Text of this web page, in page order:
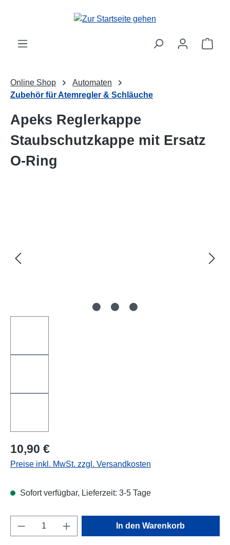
Zum Hauptinhalt springen
Online Shop
Automaten
Zubehör für Atemregler & Schläuche
Apeks Reglerkappe
Staubschutzkappe mit Ersatz
O-Ring
Regulärer Preis:
10,90 €
Preise inkl. MwSt. zzgl. Versandkosten
Sofort verfügbar, Lieferzeit: 3-5 Tage
Produkt Anzahl: Gib den gewünschten
In den Warenkorb